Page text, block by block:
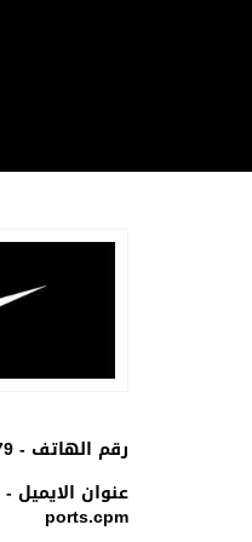
رقم الهاتف -
عنوان الايميل -
ports.cpm